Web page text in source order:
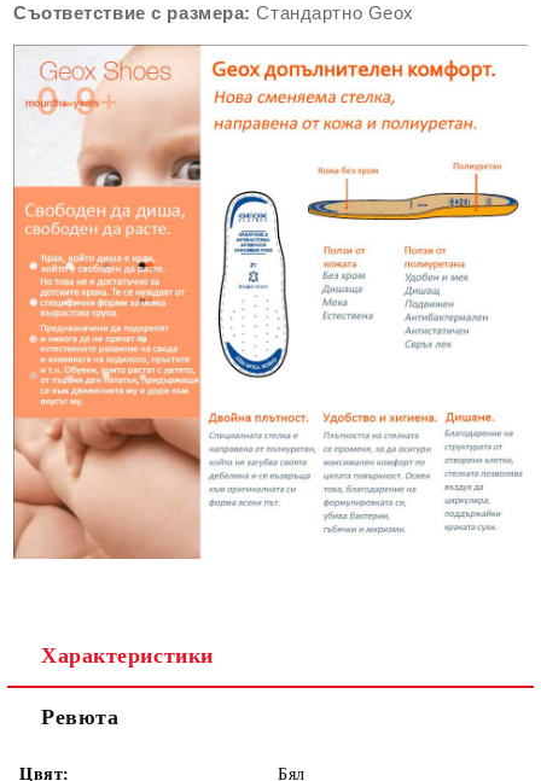
Съответствие с размера: Стандартно Geox
Характеристики
Ревюта
Цвят:
Бял